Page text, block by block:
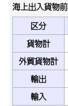
海上出入貨物
区分
貨物計
外貿貨物計
輸出
輸入